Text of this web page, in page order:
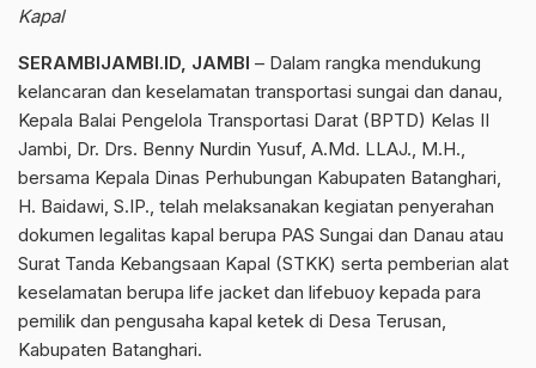
Kapal
SERAMBIJAMBI.ID, JAMBI – Dalam rangka mendukung
kelancaran dan keselamatan transportasi sungai dan danau,
Kepala Balai Pengelola Transportasi Darat (BPTD) Kelas II
Jambi, Dr. Drs. Benny Nurdin Yusuf, A.Md. LLAJ., M.H.,
bersama Kepala Dinas Perhubungan Kabupaten Batanghari,
H. Baidawi, S.IP., telah melaksanakan kegiatan penyerahan
dokumen legalitas kapal berupa PAS Sungai dan Danau atau
Surat Tanda Kebangsaan Kapal (STKK) serta pemberian alat
keselamatan berupa life jacket dan lifebuoy kepada para
pemilik dan pengusaha kapal ketek di Desa Terusan,
Kabupaten Batanghari.